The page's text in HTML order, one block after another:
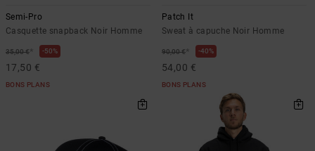
Semi-Pro
Casquette snapback Noir Homme
35,00 €* 50%
17,50 €
BONS PLANS
Patch It
Sweat à capuche Noir Homme
90,00 €* 40%
54,00 €
BONS PLANS